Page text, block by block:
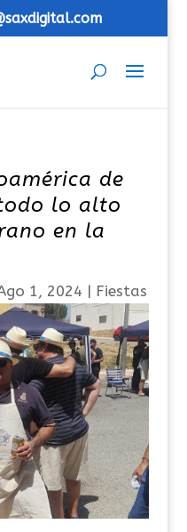
de
lo alto
en la
1, 2024 | Fiestas